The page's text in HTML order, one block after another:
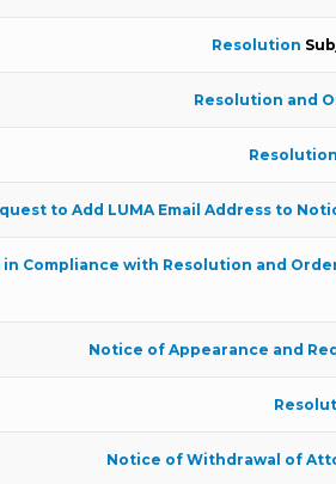
Resolution
Resolution and
to Add LUMA Email Address to
Compliance with Resolution and
Notice of Appearance and
Notice of Withdrawal of